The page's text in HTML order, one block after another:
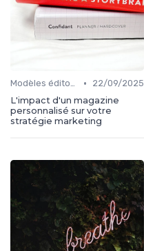
Modèles éditoriaux •
22/09/2025
L'impact d'un magazine
personnalisé sur votre
stratégie marketing